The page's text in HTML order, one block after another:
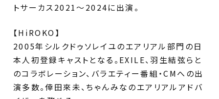
トサーカス2021～2024に出演。
【HiROKO】
2005年シルクドゥソレイユのエアリアル部門の日
本人初登録キャストとなる。EXILE、羽生結弦らと
のコラボレーション、バラエティー番組・CMへの出
演多数。倖田來未、ちゃんみなのエアリアルアドバ